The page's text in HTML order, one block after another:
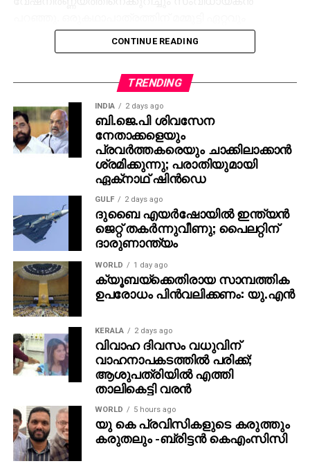
അനുയോജ്യനാണെന്ന് തോന്നിയതിനാല്‍
എക്‌സിക്യൂട്ടീവ് പ്രൊഡ്യൂസര്‍ വിവേക് ദാമോദരന്‍
തങ്ങള്‍ക്ക് മനസ്സിലുണ്ടായിരുന്നതുപോലെ തന്നെയാണ്
പൃഥ്വിരാജും ആ വേഷം മമ്മൂക്ക ചെയ്യണം എന്ന്
നിര്‍ദേശിച്ചതെന്നും അദ്ദേഹം വെളിപ്പെടുത്തി. ജിതിന്‍
കെ. ജോസ് പറഞ്ഞു പോലെ, വിനായകന്‍ അവതരിപ്പിച്ച
വേഷം തന്നെയാണ് ആദ്യം പൃഥ്വിരാജിന്
പരിഗണിച്ചത്. മമ്മൂട്ടി കമ്പനി നിര്‍മിച്ച ‘കളങ്കാവല്‍’
നവംബര്‍ 27ന് തീയേറ്ററുകളില്‍ റിലീസ് ചെയ്യും.
CONTINUE READING
TRENDING
INDIA 2 days ago
ബി.ജെ.പി ശിവസേന
നേതാക്കളെയും
പ്രവര്‍ത്തകരെയും ചാക്കിലാക്കാന്‍
ശ്രമിക്കുന്നു; പരാതിയുമായി
ഏക്‌നാഥ് ഷിന്‍ഡെ
GULF 2 days ago
ദുബൈ എയര്‍ഷോയില്‍ ഇന്ത്യന്‍
ജെറ്റ് തകര്‍ന്നുവീണു; പൈലറ്റിന്
ദാരുണാന്ത്യം
WORLD 1 day ago
ക്യൂബയ്ക്കെതിരായ സാമ്പത്തിക
ഉപരോധം പിന്‍വലിക്കണം: യു.എന്‍
KERALA 2 days ago
വിവാഹ ദിവസം വധുവിന്
വാഹനാപകടത്തില്‍ പരിക്ക്;
ആശുപത്രിയില്‍ എത്തി
താലികെട്ടി വരന്‍
WORLD 5 hours ago
യു കെ പ്രവിസികളുടെ കരുത്തും
കരുതലും -ബ്രിട്ടൻ കെഎംസിസി